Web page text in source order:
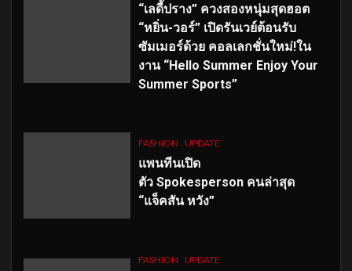
“เลดี้ปราง” ควงสองหนุ่มสุดฮอต
“หยิ่น-วอร์” เปิดรันเวย์ต้อนรับ
ซัมเมอร์ด้วย คอลเลกชั่นใหม่!ใน
งาน “Hello Summer Enjoy Your
Summer Sports”
FASHION UPDATE
แพนทีนเปิด
ตัว Spokesperson คนล่าสุด
“แจ็คสัน หวัง”
FASHION UPDATE